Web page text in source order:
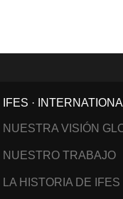
IFES ·
NUESTRA VISIÓN
NUESTRO TRABAJO
LA HISTORIA DE IFES